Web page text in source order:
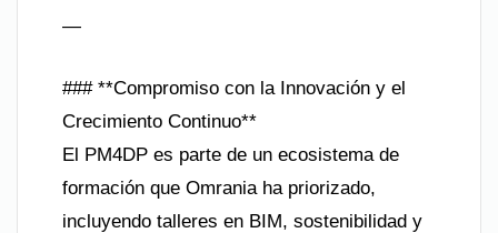
—
### **Compromiso con la Innovación y el
Crecimiento Continuo**
El PM4DP es parte de un ecosistema de
formación que Omrania ha priorizado,
incluyendo talleres en BIM, sostenibilidad y